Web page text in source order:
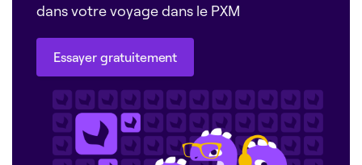
dans votre voyage dans le PXM
Essayer gratuitement
Essayer gratuitement